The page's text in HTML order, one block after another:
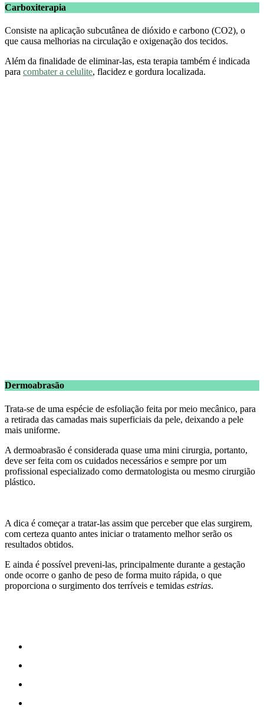
Carboxiterapia
Consiste na aplicação subcutânea de dióxido e carbono (CO2), o
que causa melhorias na circulação e oxigenação dos tecidos.
Além da finalidade de eliminar-las, esta terapia também é indicada
para combater a celulite, flacidez e gordura localizada.
Dermoabrasão
Trata-se de uma espécie de esfoliação feita por meio mecânico, para
a retirada das camadas mais superficiais da pele, deixando a pele
mais uniforme.
A dermoabrasão é considerada quase uma mini cirurgia, portanto,
deve ser feita com os cuidados necessários e sempre por um
profissional especializado como dermatologista ou mesmo cirurgião
plástico.
A dica é começar a tratar-las assim que perceber que elas surgirem,
com certeza quanto antes iniciar o tratamento melhor serão os
resultados obtidos.
E ainda é possível preveni-las, principalmente durante a gestação
onde ocorre o ganho de peso de forma muito rápida, o que
proporciona o surgimento dos terríveis e temidas estrias.